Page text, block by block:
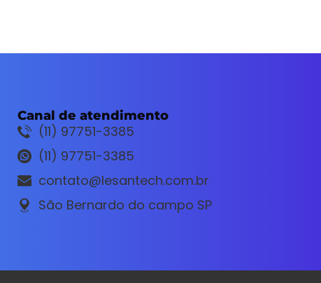
Canal de atendimento
(11) 97751-3385
(11) 97751-3385
contato@lesantech.com.br
São Bernardo do campo SP